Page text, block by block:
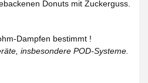
Donuts mit Zuckerguss.
Dampfen bestimmt !
insbesondere POD-Systeme.